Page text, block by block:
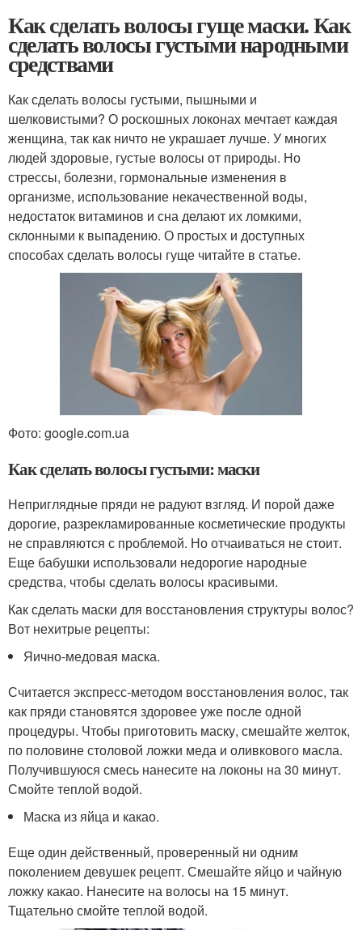
Как сделать волосы гуще маски. Как
сделать волосы густыми народными
средствами
Как сделать волосы густыми, пышными и
шелковистыми? О роскошных локонах мечтает каждая
женщина, так как ничто не украшает лучше. У многих
людей здоровые, густые волосы от природы. Но
стрессы, болезни, гормональные изменения в
организме, использование некачественной воды,
недостаток витаминов и сна делают их ломкими,
склонными к выпадению. О простых и доступных
способах сделать волосы гуще читайте в статье.
Фото: google.com.ua
Как сделать волосы густыми: маски
Неприглядные пряди не радуют взгляд. И порой даже
дорогие, разрекламированные косметические продукты
не справляются с проблемой. Но отчаиваться не стоит.
Еще бабушки использовали недорогие народные
средства, чтобы сделать волосы красивыми.
Как сделать маски для восстановления структуры волос?
Вот нехитрые рецепты:
Яично-медовая маска.
Считается экспресс-методом восстановления волос, так
как пряди становятся здоровее уже после одной
процедуры. Чтобы приготовить маску, смешайте желток,
по половине столовой ложки меда и оливкового масла.
Получившуюся смесь нанесите на локоны на 30 минут.
Смойте теплой водой.
Маска из яйца и какао.
Еще один действенный, проверенный ни одним
поколением девушек рецепт. Смешайте яйцо и чайную
ложку какао. Нанесите на волосы на 15 минут.
Тщательно смойте теплой водой.